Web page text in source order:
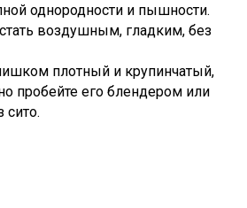
однородности и пышности.
воздушным, гладким, без
плотный и крупинчатый,
пробейте его блендером или
сито.